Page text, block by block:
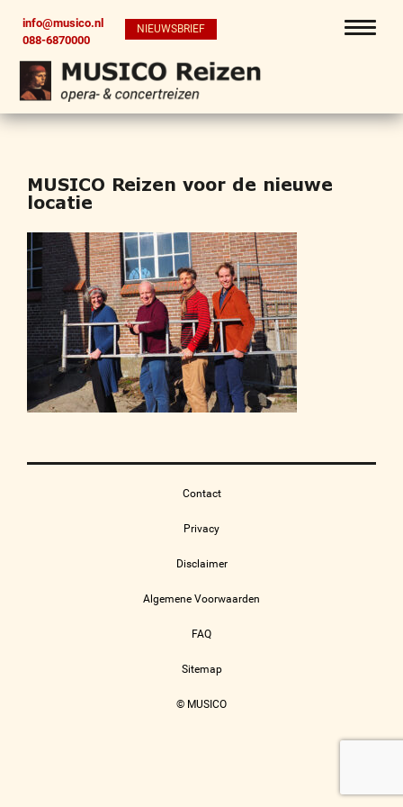
info@musico.nl
088-6870000
NIEUWSBRIEF
MUSICO Reizen voor de nieuwe
locatie
Contact
Privacy
Disclaimer
Algemene Voorwaarden
FAQ
Sitemap
© MUSICO